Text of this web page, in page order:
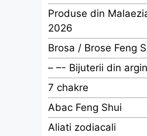
Produse din
2026
Brosa / Brose Feng
– –- Bijuterii din
7 chakre
Abac Feng Shui
Aliati zodiacali